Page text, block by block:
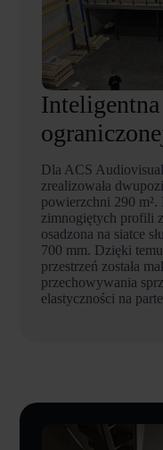
Dla ACS
zrealizowała
powierzchni 290 m².
zimnogiętych profili
osadzona na siatce
700 mm. Dzięki
przestrzeń została
przechowywania
elastyczności na